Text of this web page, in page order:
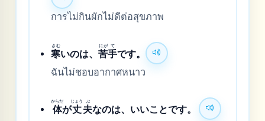
การไม่กินผักไม่ดีต่อสุขภาพ
寒
さむ
いのは、苦
にが
手
て
です。
ฉันไม่ชอบอากาศหนาว
体
からだ
が丈
じょう
夫
ぶ
なのは、いいことです。